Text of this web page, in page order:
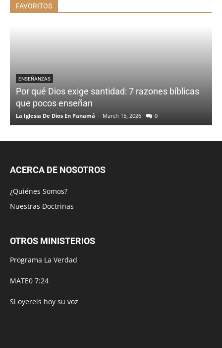
FAVORITOS
ENSEÑANZAS
Por qué Dios exige santidad: 7 razones bíblicas
que pocos enseñan
La Iglesia De Dios En Panamá - March 15, 2026 0
ACERCA DE NOSOTROS
¿Quiénes Somos?
Nuestras Doctrinas
OTROS MINISTERIOS
Programa La Verdad
MATE0 7:24
Si oyereis hoy su voz